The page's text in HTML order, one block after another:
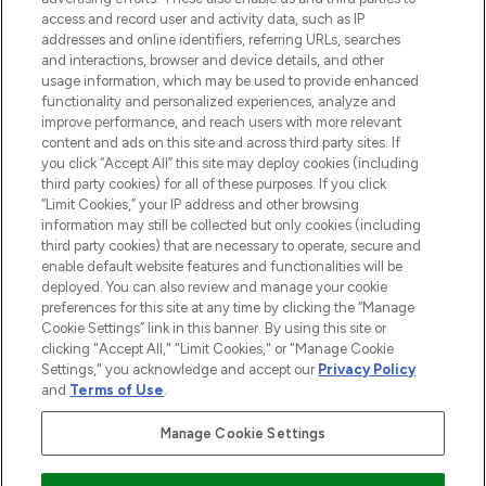
55€ d'achat.
Consentement aux cookies
Do Not Sell or Share My Personal
Information
AIDE ET INFORMATIONS
INFORMATIONS GÉNÉRALES
À PROPOS DE LOOKFANTASTIC
Payer en toute sécurité avec
access and record user and activity data, such as IP
addresses and online identifiers, referring URLs, searches
and interactions, browser and device details, and other
usage information, which may be used to provide enhanced
functionality and personalized experiences, analyze and
improve performance, and reach users with more relevant
content and ads on this site and across third party sites. If
you click “Accept All” this site may deploy cookies (including
third party cookies) for all of these purposes. If you click
“Limit Cookies,” your IP address and other browsing
information may still be collected but only cookies (including
third party cookies) that are necessary to operate, secure and
enable default website features and functionalities will be
deployed. You can also review and manage your cookie
preferences for this site at any time by clicking the “Manage
Cookie Settings” link in this banner. By using this site or
clicking "Accept All," "Limit Cookies," or "Manage Cookie
Settings," you acknowledge and accept our Privacy Policy
and Terms of Use.
Manage Cookie Settings